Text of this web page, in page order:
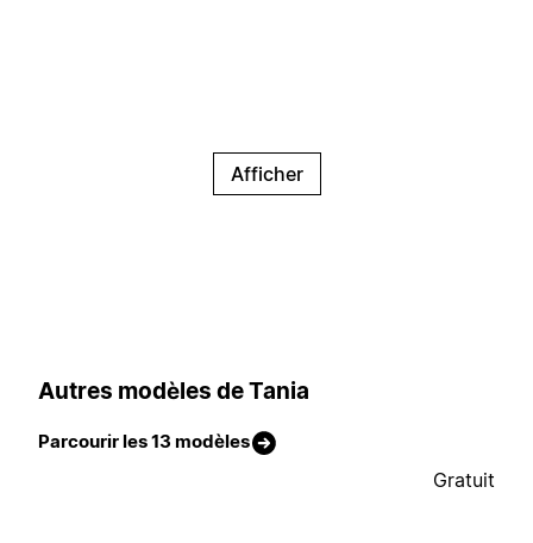
Afficher
Autres modèles de Tania
Parcourir les 13 modèles
Gratuit